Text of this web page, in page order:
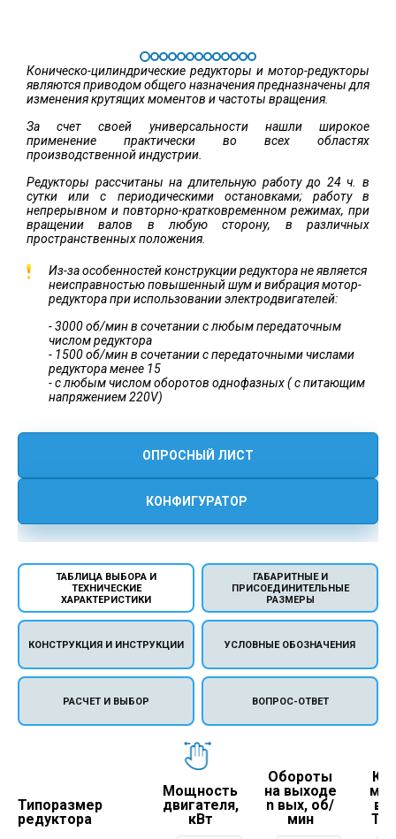
Коническо-цилиндрические редукторы и мотор-редукторы
являются приводом общего назначения предназначены для
изменения крутящих моментов и частоты вращения.
За счет своей универсальности нашли широкое
применение практически во всех областях
производственной индустрии.
Редукторы рассчитаны на длительную работу до 24 ч. в
сутки или с периодическими остановками; работу в
непрерывном и повторно-кратковременном режимах, при
вращении валов в любую сторону, в различных
пространственных положения.
Из-за особенностей конструкции редуктора не является
неисправностью повышенный шум и вибрация мотор-
редуктора при использовании электродвигателей:
- 3000 об/мин в сочетании с любым передаточным
числом редуктора
- 1500 об/мин в сочетании с передаточными числами
редуктора менее 15
- с любым числом оборотов однофазных ( с питающим
напряжением 220V)
ОПРОСНЫЙ ЛИСТ
КОНФИГУРАТОР
ТАБЛИЦА ВЫБОРА И
ТЕХНИЧЕСКИЕ
ХАРАКТЕРИСТИКИ
ГАБАРИТНЫЕ И
ПРИСОЕДИНИТЕЛЬНЫЕ
РАЗМЕРЫ
КОНСТРУКЦИЯ И ИНСТРУКЦИИ УСЛОВНЫЕ ОБОЗНАЧЕНИЯ
РАСЧЕТ И ВЫБОР ВОПРОС-ОТВЕТ
Типоразмер
редуктора
Мощность
двигателя,
кВт
Обороты
на выходе
n вых, об/
мин